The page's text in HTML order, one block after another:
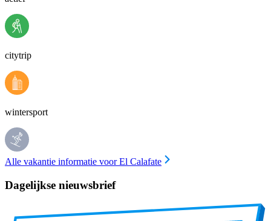
citytrip
wintersport
Alle vakantie informatie voor El Calafate
Dagelijkse nieuwsbrief